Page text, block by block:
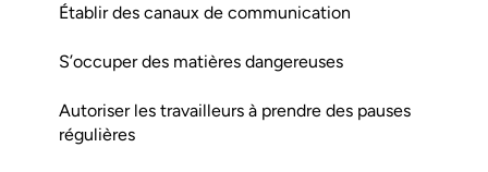
Établir des canaux de communication
S’occuper des matières dangereuses
Autoriser les travailleurs à prendre des pauses
régulières